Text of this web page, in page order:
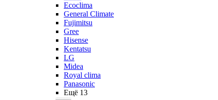
Ecoclima
General Climate
Fujimitsu
Gree
Hisense
Kentatsu
LG
Midea
Royal clima
Panasonic
Ещё 13